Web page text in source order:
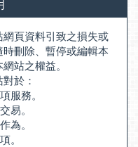
頁資料引致之損失或
刪除、暫停或編輯本
站之權益。
於：
服務。
易。
為。
。